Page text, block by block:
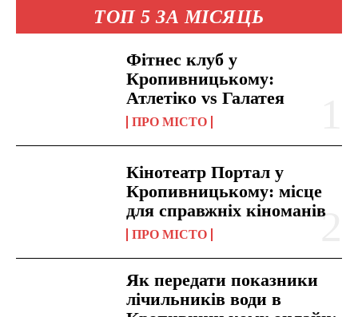
ТОП 5 ЗА МІСЯЦЬ
Фітнес клуб у
Кропивницькому:
Атлетіко vs Галатея
ПРО МІСТО
Кінотеатр Портал у
Кропивницькому: місце
для справжніх кіноманів
ПРО МІСТО
Як передати показники
лічильників води в